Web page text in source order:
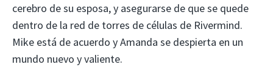
cerebro de su esposa, y asegurarse de que se quede
dentro de la red de torres de células de Rivermind.
Mike está de acuerdo y Amanda se despierta en un
mundo nuevo y valiente.